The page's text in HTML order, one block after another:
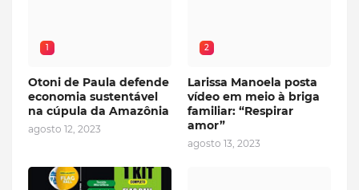
1
Otoni de Paula defende
economia sustentável
na cúpula da Amazônia
agosto 12, 2023
2
Larissa Manoela posta
vídeo em meio à briga
familiar: “Respirar
amor”
agosto 13, 2023